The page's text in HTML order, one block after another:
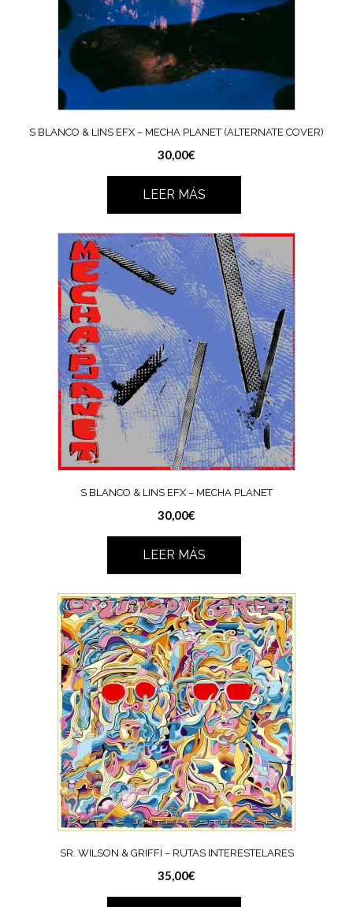
S BLANCO & LINS EFX – MECHA PLANET (ALTERNATE COVER)
30,00€
LEER MÁS
S BLANCO & LINS EFX – MECHA PLANET
30,00€
LEER MÁS
SR. WILSON & GRIFFI – RUTAS INTERESTELARES
35,00€